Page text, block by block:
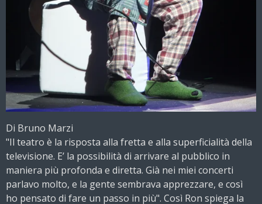
Di Bruno Marzi
"Il teatro è la risposta alla fretta e alla superficialità della
televisione. E’ la possibilità di arrivare al pubblico in
maniera più profonda e diretta. Già nei miei concerti
parlavo molto, e la gente sembrava apprezzare, e così
ho pensato di fare un passo in più". Così Ron spiega la